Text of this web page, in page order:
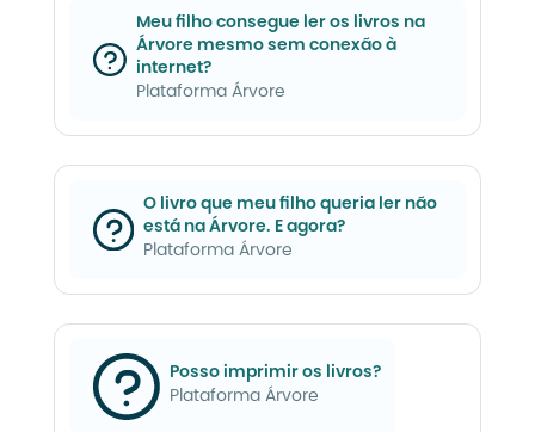
Meu filho consegue ler os livros na
Árvore mesmo sem conexão à
internet?
Plataforma Árvore
O livro que meu filho queria ler não
está na Árvore. E agora?
Plataforma Árvore
Posso imprimir os livros?
Plataforma Árvore